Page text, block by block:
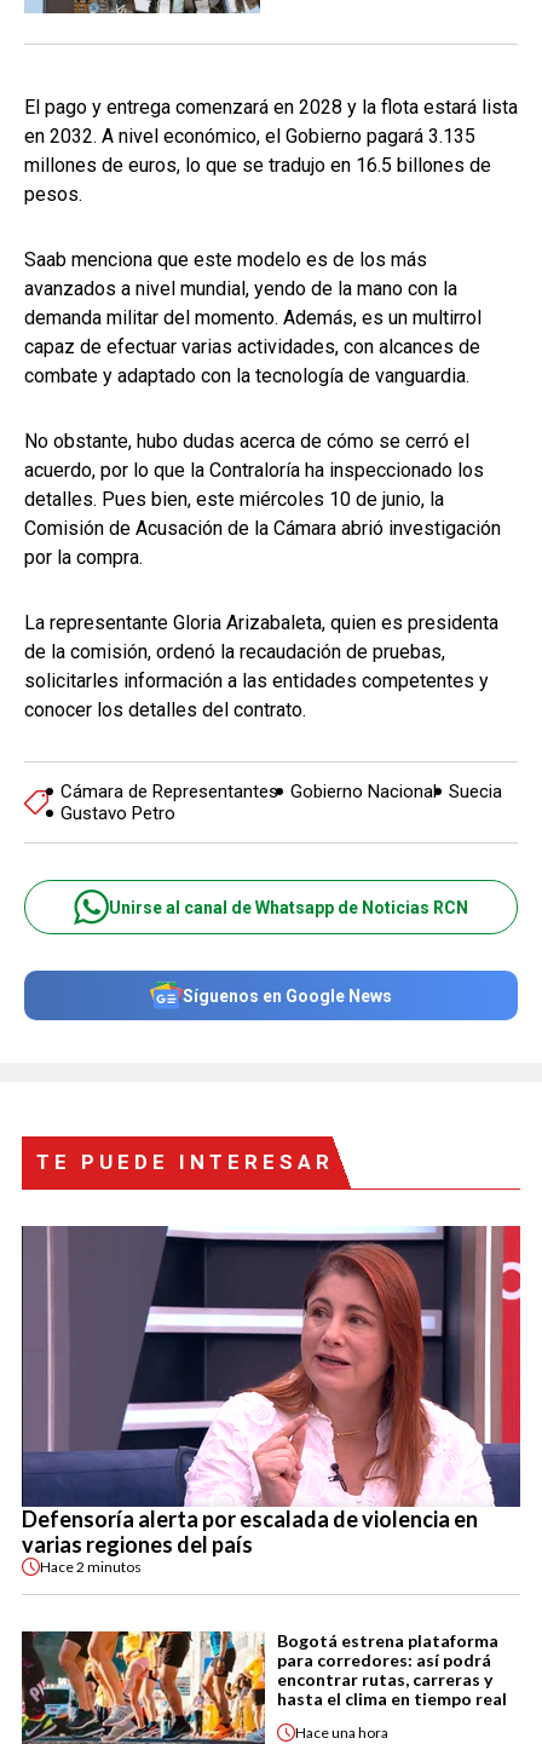
El pago y entrega comenzará en 2028 y la flota estará lista
en 2032. A nivel económico, el Gobierno pagará 3.135
millones de euros, lo que se tradujo en 16.5 billones de
pesos.
Saab menciona que este modelo es de los más
avanzados a nivel mundial, yendo de la mano con la
demanda militar del momento. Además, es un multirrol
capaz de efectuar varias actividades, con alcances de
combate y adaptado con la tecnología de vanguardia.
No obstante, hubo dudas acerca de cómo se cerró el
acuerdo, por lo que la Contraloría ha inspeccionado los
detalles. Pues bien, este miércoles 10 de junio, la
Comisión de Acusación de la Cámara abrió investigación
por la compra.
La representante Gloria Arizabaleta, quien es presidenta
de la comisión, ordenó la recaudación de pruebas,
solicitarles información a las entidades competentes y
conocer los detalles del contrato.
Cámara de Representantes Gobierno Nacional Suecia
Gustavo Petro
Unirse al canal de Whatsapp de Noticias RCN
Síguenos en Google News
TE PUEDE INTERESAR
Defensoría alerta por escalada de violencia en
varias regiones del país
Hace2 minutos
Bogotá estrena plataforma
para corredores: así podrá
encontrar rutas, carreras y
hasta el clima en tiempo real
Haceuna hora